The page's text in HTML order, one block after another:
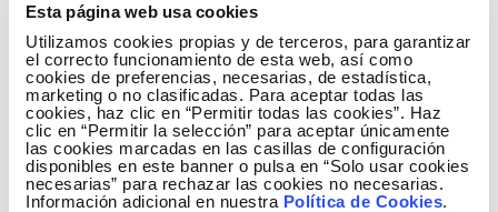
Esta página web usa cookies
Utilizamos cookies propias y de terceros, para garantizar
el correcto funcionamiento de esta web, así como
cookies de preferencias, necesarias, de estadística,
marketing o no clasificadas. Para aceptar todas las
cookies, haz clic en “Permitir todas las cookies”. Haz
clic en “Permitir la selección” para aceptar únicamente
las cookies marcadas en las casillas de configuración
disponibles en este banner o pulsa en “Solo usar cookies
necesarias” para rechazar las cookies no necesarias.
Información adicional en nuestra Política de Cookies.
de la producción.
El 52,5% de la producción eléctrica de este mes
procedió de tecnologías que no emiten CO2 .
Generación del mes de noviembre del 2015